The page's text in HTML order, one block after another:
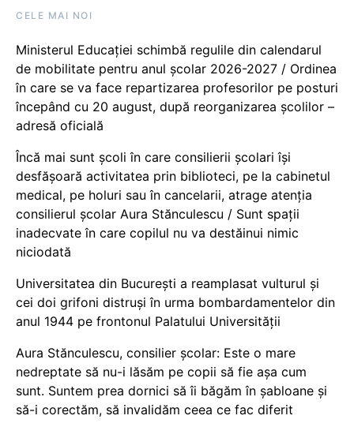
CELE MAI NOI
Ministerul Educației schimbă regulile din calendarul
de mobilitate pentru anul școlar 2026-2027 / Ordinea
în care se va face repartizarea profesorilor pe posturi
începând cu 20 august, după reorganizarea școlilor –
adresă oficială
Încă mai sunt școli în care consilierii școlari își
desfășoară activitatea prin biblioteci, pe la cabinetul
medical, pe holuri sau în cancelarii, atrage atenția
consilierul școlar Aura Stănculescu / Sunt spații
inadecvate în care copilul nu va destăinui nimic
niciodată
Universitatea din București a reamplasat vulturul și
cei doi grifoni distruși în urma bombardamentelor din
anul 1944 pe frontonul Palatului Universității
Aura Stănculescu, consilier școlar: Este o mare
nedreptate să nu-i lăsăm pe copii să fie așa cum
sunt. Suntem prea dornici să îi băgăm în șabloane și
să-i corectăm, să invalidăm ceea ce fac diferit